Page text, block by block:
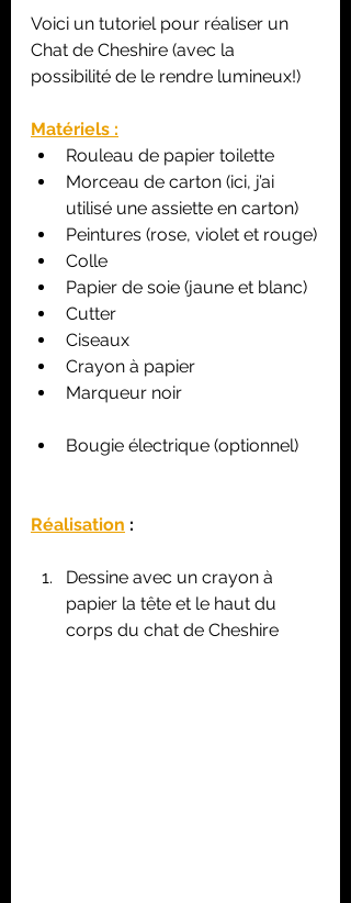
Voici un tutoriel pour réaliser un
Chat de Cheshire (avec la
possibilité de le rendre lumineux!)
Matériels :
Rouleau de papier toilette
Morceau de carton (ici, j’ai
utilisé une assiette en carton)
Peintures (rose, violet et rouge)
Colle
Papier de soie (jaune et blanc)
Cutter
Ciseaux
Crayon à papier
Marqueur noir
Bougie électrique (optionnel)
Réalisation :
Dessine avec un crayon à
papier la tête et le haut du
corps du chat de Cheshire